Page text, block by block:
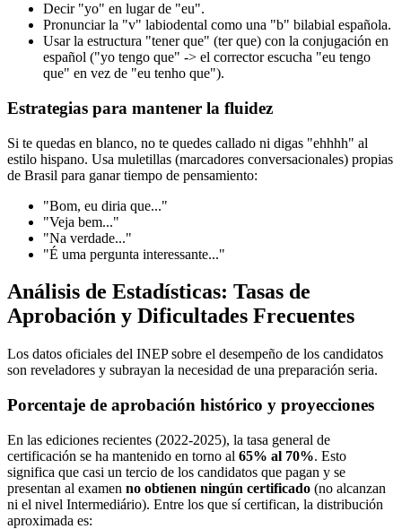
Decir "yo" en lugar de "eu".
Pronunciar la "v" labiodental como una "b" bilabial española.
Usar la estructura "tener que" (ter que) con la conjugación en
español ("yo tengo que" -> el corrector escucha "eu tengo
que" en vez de "eu tenho que").
Estrategias para mantener la fluidez
Si te quedas en blanco, no te quedes callado ni digas "ehhhh" al
estilo hispano. Usa muletillas (marcadores conversacionales) propias
de Brasil para ganar tiempo de pensamiento:
"Bom, eu diria que..."
"Veja bem..."
"Na verdade..."
"É uma pergunta interessante..."
Análisis de Estadísticas: Tasas de
Aprobación y Dificultades Frecuentes
Los datos oficiales del INEP sobre el desempeño de los candidatos
son reveladores y subrayan la necesidad de una preparación seria.
Porcentaje de aprobación histórico y proyecciones
En las ediciones recientes (2022-2025), la tasa general de
certificación se ha mantenido en torno al 65% al 70%. Esto
significa que casi un tercio de los candidatos que pagan y se
presentan al examen no obtienen ningún certificado (no alcanzan
ni el nivel Intermediário). Entre los que sí certifican, la distribución
aproximada es: